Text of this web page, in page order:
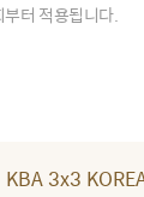
터 적용됩니다.
KBA 3x3